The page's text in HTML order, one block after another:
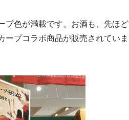
プ色が満載です。お酒も、先ほど
プコラボ商品が販売されていま